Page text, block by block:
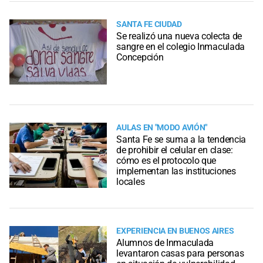
SANTA FE CIUDAD
Se realizó una nueva colecta de
sangre en el colegio Inmaculada
Concepción
AULAS EN "MODO AVIÓN"
Santa Fe se suma a la tendencia
de prohibir el celular en clase:
cómo es el protocolo que
implementan las instituciones
locales
EXPERIENCIA EN BUENOS AIRES
Alumnos de Inmaculada
levantaron casas para personas